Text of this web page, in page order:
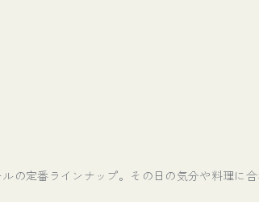
の定番ラインナップ。その日の気分や料理に